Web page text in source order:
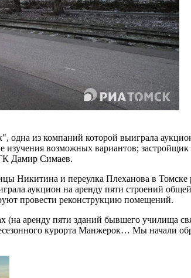
одна из компаний которой выиграла
изучения возможных вариантов;
Дамир Симаев.
Никитина и переулка Плеханова в
аукцион на аренду пяти строений
провести реконструкцию помещений.
(на аренду пяти зданий бывшего
курорта Манжерок… Мы